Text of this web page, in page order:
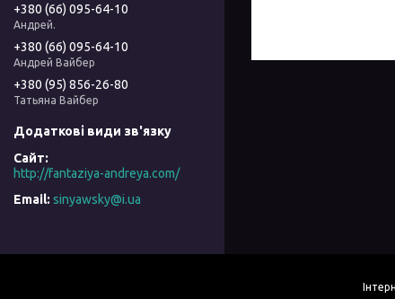
+380 (66) 095-64-10
Андрей.
+380 (66) 095-64-10
Андрей Вайбер
+380 (95) 856-26-80
Татьяна Вайбер
http://fantaziya-andreya.com/
sinyawsky@i.ua